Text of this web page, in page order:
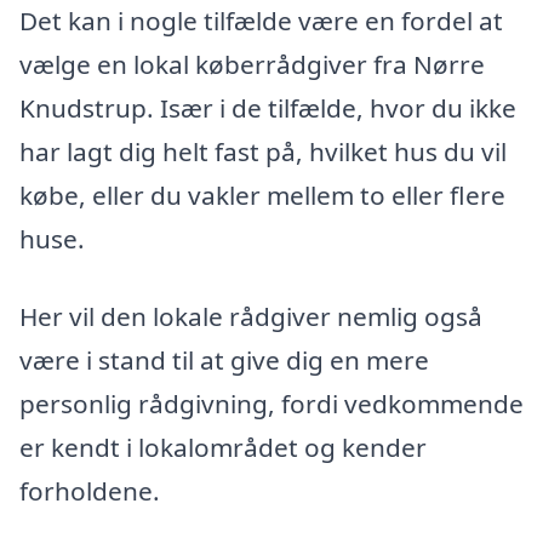
Det kan i nogle tilfælde være en fordel at
vælge en lokal køberrådgiver fra Nørre
Knudstrup. Især i de tilfælde, hvor du ikke
har lagt dig helt fast på, hvilket hus du vil
købe, eller du vakler mellem to eller flere
huse.
Her vil den lokale rådgiver nemlig også
være i stand til at give dig en mere
personlig rådgivning, fordi vedkommende
er kendt i lokalområdet og kender
forholdene.